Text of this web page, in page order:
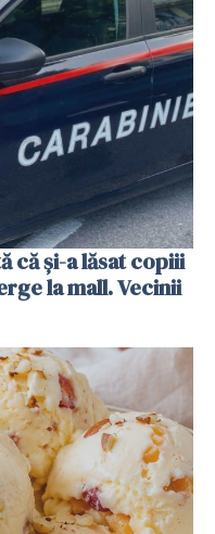
că și-a lăsat copiii
la mall. Vecinii